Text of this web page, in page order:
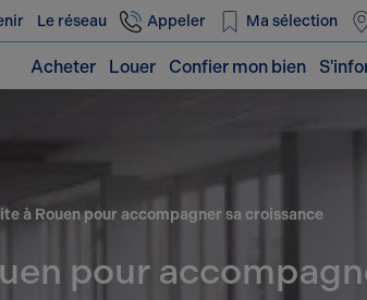
Le réseau Appeler Ma sélection
Acheter Louer Confier mon bien
à Rouen pour accompagner sa croissance
pour